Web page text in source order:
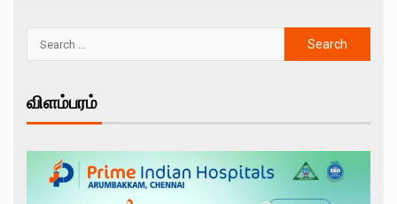
விளம்பரம்